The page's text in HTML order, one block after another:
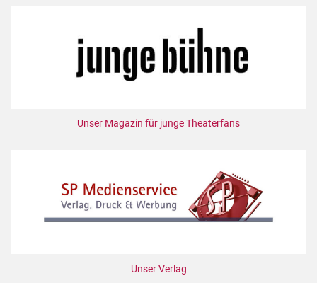
Unser Magazin für junge Theaterfans
Unser Verlag